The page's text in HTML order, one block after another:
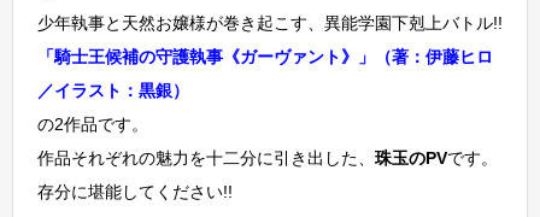
少年執事と天然お嬢様が巻き起こす、異能学園下剋上バトル!!
「騎士王候補の守護執事《ガーヴァント》」（著：伊藤ヒロ
／イラスト：黒銀）
の2作品です。
作品それぞれの魅力を十二分に引き出した、 珠玉のPVです。
存分に堪能してください!!